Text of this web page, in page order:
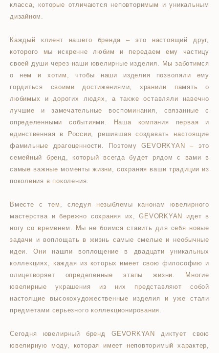
класса, которые отличаются неповторимым и уникальным
дизайном.
Каждый клиент нашего бренда – это настоящий друг,
которого мы искренне любим и передаем ему частицу
своей души через наши ювелирные изделия. Мы заботимся
о нем и хотим, чтобы наши изделия позволяли ему
гордиться своими достижениями, хранили память о
любимых и дорогих людях, а также оставляли навечно
лучшие и замечательные воспоминания, связанные с
определенными событиями. Наша компания первая и
единственная в России, решившая создавать настоящие
фамильные драгоценности. Поэтому GEVORKYAN – это
семейный бренд, который всегда будет рядом с вами в
самые важные моменты жизни, сохраняя ваши традиции из
поколения в поколения.
Вместе с тем, следуя незыблемы канонам ювелирного
мастерства и бережно сохраняя их, GEVORKYAN идет в
ногу со временем. Мы не боимся ставить для себя новые
задачи и воплощать в жизнь самые смелые и необычные
идеи. Они нашли воплощение в двадцати уникальных
коллекциях, каждая из которых имеет свою философию и
олицетворяет определенные этапы жизни. Многие
ювелирные украшения из них представляют собой
настоящие высокохудожественные изделия и уже стали
предметами серьезного коллекционирования.
Сегодня ювелирный бренд GEVORKYAN диктует свою
ювелирную моду, которая имеет неповторимый характер,